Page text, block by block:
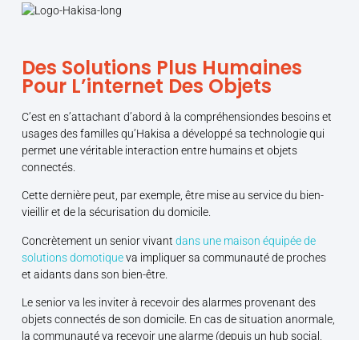
Des Solutions Plus Humaines
Pour L’internet Des Objets
C’est en s’attachant d’abord à la compréhensiondes besoins et
usages des familles qu’Hakisa a développé sa technologie qui
permet une véritable interaction entre humains et objets
connectés.
Cette dernière peut, par exemple, être mise au service du bien-
vieillir et de la sécurisation du domicile.
Concrètement un senior vivant dans une maison équipée de
solutions domotiqueva impliquer sa communauté de proches
et aidants dans son bien-être.
Le senior va les inviter à recevoir des alarmes provenant des
objets connectés de son domicile. En cas de situation anormale,
la communauté va recevoir une alarme (depuis un hub social,